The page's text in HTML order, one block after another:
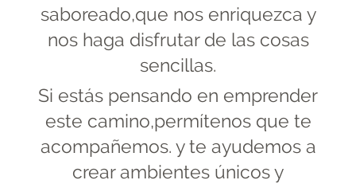
saboreado,que nos enriquezca y
nos haga disfrutar de las cosas
sencillas.
Si estás pensando en emprender
este camino,permítenos que te
acompañemos. y te ayudemos a
crear ambientes únicos y